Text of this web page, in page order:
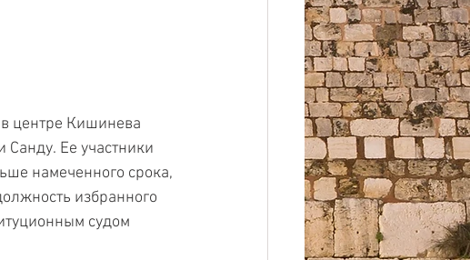
центре Кишинева
Санду. Ее участники
намеченного срока,
избранного
судом